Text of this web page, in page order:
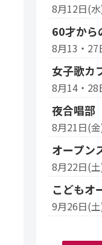
8月12日(
60才から
8月13・27
女子歌カ
8月14・28
夜合唱部
8月21日(
オープン
8月22日(
こどもオ
9月26日(